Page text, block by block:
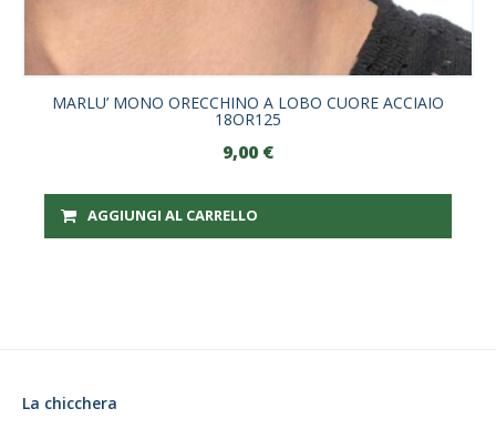
MARLU’ MONO ORECCHINO A LOBO CUORE ACCIAIO
18OR125
9,00 €
AGGIUNGI AL CARRELLO
La chicchera